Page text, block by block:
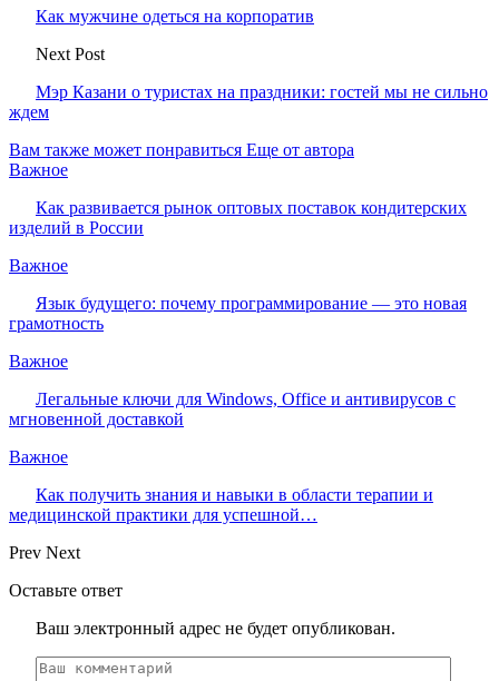
Как мужчине одеться на корпоратив
Next Post
Мэр Казани о туристах на праздники: гостей мы не сильно
ждем
Вам также может понравиться Еще от автора
Важное
Как развивается рынок оптовых поставок кондитерских
изделий в России
Важное
Язык будущего: почему программирование — это новая
грамотность
Важное
Легальные ключи для Windows, Office и антивирусов с
мгновенной доставкой
Важное
Как получить знания и навыки в области терапии и
медицинской практики для успешной…
Prev Next
Оставьте ответ
Ваш электронный адрес не будет опубликован.